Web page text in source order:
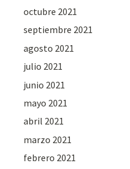
octubre 2021
septiembre 2021
agosto 2021
julio 2021
junio 2021
mayo 2021
abril 2021
marzo 2021
febrero 2021